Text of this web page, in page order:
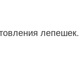
лепешек.